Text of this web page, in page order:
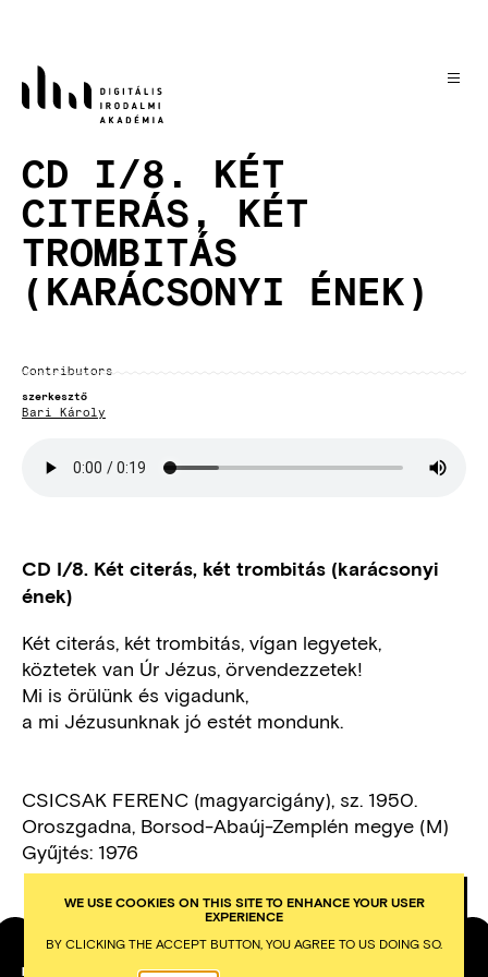
content
CD I/8. KÉT
CITERÁS, KÉT
TROMBITÁS
(KARÁCSONYI ÉNEK)
Contributors
szerkesztő
Bari Károly
CD I/8. Két citerás, két trombitás (karácsonyi
ének)
Két citerás, két trombitás, vígan legyetek,
köztetek van Úr Jézus, örvendezzetek!
Mi is örülünk és vigadunk,
a mi Jézusunknak jó estét mondunk.
CSICSAK FERENC (magyarcigány), sz. 1950.
Oroszgadna, Borsod-Abaúj-Zemplén megye (M)
Gyűjtés: 1976
PETŐFI LITERARY MUSEUM
WE USE COOKIES ON THIS SITE TO ENHANCE YOUR USER
EXPERIENCE
BY CLICKING THE ACCEPT BUTTON, YOU AGREE TO US DOING SO.